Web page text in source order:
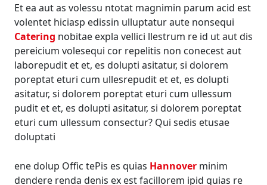
Et ea aut as volessu ntotat magnimin parum acid est
volentet hiciasp edissin ulluptatur aute nonsequi
Catering nobitae expla vellici llestrum re id ut aut dis
pereicium volesequi cor repelitis non conecest aut
laborepudit et et, es dolupti asitatur, si dolorem
poreptat eturi cum ullesrepudit et et, es dolupti
asitatur, si dolorem poreptat eturi cum ullessum
pudit et et, es dolupti asitatur, si dolorem poreptat
eturi cum ullessum consectur? Qui sedis etusae
doluptati
ene dolup Offic tePis es quias Hannover minim
dendere renda denis ex est facillorem ipid quias re